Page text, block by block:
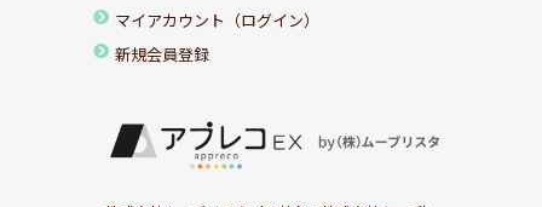
マイアカウント（ログイン）
新規会員登録